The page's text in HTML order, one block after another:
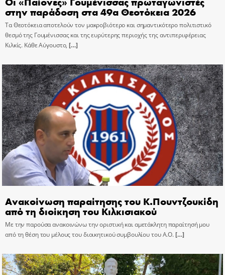
στην παράδοση στα 49α Θεοτόκεια 2026
Τα Θεοτόκεια αποτελούν τον μακροβιότερο και σημαντικότερο πολιτιστικό
θεσμό της Γουμένισσας και της ευρύτερης περιοχής της αντιπεριφέρειας
Κιλκίς. Κάθε Αύγουστο, […]
Ανακοίνωση παραίτησης του Κ.Πουντζουκίδη
από τη διοίκηση του Κιλκισιακού
Με την παρούσα ανακοινώνω την οριστική και αμετάκλητη παραίτησή μου
από τη θέση του μέλους του διοικητικού συμβουλίου του Α.Ο.[…]